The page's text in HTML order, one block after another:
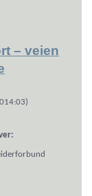
– veien